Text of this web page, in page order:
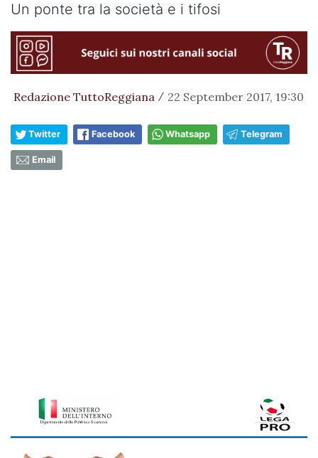
Un ponte tra la società e i tifosi
Redazione TuttoReggiana / 22 September 2017, 19:30
Twitter Facebook Whatsapp Telegram
Email